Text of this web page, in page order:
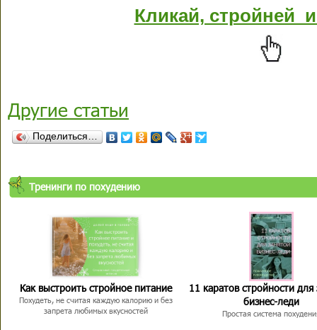
Кликай, стройней
Другие статьи
Поделиться…
Тренинги по похудению
Как выстроить стройное питание
Похудеть, не считая каждую калорию и без
запрета любимых вкусностей
11 каратов стройности для
бизнес-леди
Простая система